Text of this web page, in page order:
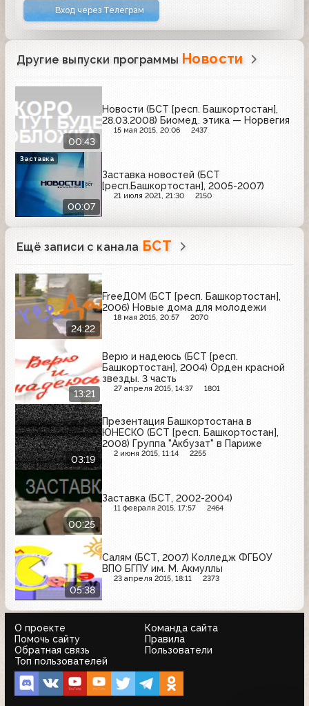
Вход через Телеграм
Другие выпуски программы Новости
00:43
Новости (БСТ [респ. Башкортостан],
28.03.2008) Биомед. этика — Норвегия
15 мая 2015, 20:06 2437
00:07
Заставка новостей (БСТ
[респ.Башкортостан], 2005-2007)
21 июля 2021, 21:30 2150
Заставка
Ещё записи с канала БСТ
24:22
FreeДОМ (БСТ [респ. Башкортостан],
2006) Новые дома для молодежи
18 мая 2015, 20:57 2070
13:21
Верю и надеюсь (БСТ [респ.
Башкортостан], 2004) Орден красной
звезды. 3 часть
27 апреля 2015, 14:37 1801
03:19
Презентация Башкортостана в
ЮНЕСКО (БСТ [респ. Башкортостан],
2008) Группа "Акбузат" в Париже
2 июня 2015, 11:14 2255
00:25
Заставка (БСТ, 2002-2004)
11 февраля 2015, 17:57 2464
05:38
Салям (БСТ, 2007) Колледж ФГБОУ
ВПО БГПУ им. М. Акмуллы
23 апреля 2015, 18:11 2373
О проекте
Команда сайта
Помочь сайту
Правила
Обратная связь
Пользователи
Топ пользователей